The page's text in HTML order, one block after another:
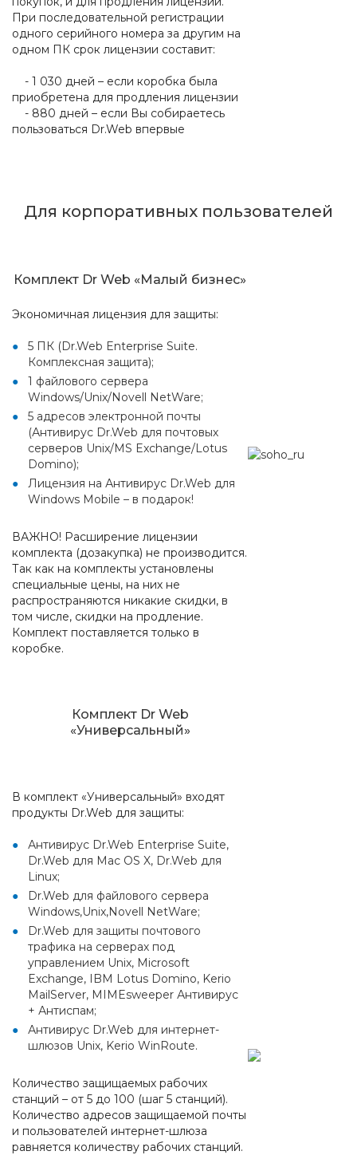
При последовательной регистрации
одного серийного номера за другим на
одном ПК срок лицензии составит:
- 1 030 дней – если коробка была
приобретена для продления лицензии
- 880 дней – если Вы собираетесь
пользоваться Dr.Web впервые
Для корпоративных пользователей
Комплект Dr Web «Малый бизнес»
Экономичная лицензия для защиты:
5 ПК (Dr.Web Enterprise Suite.
Комплексная защита);
1 файлового сервера
Windows/Unix/Novell NetWare;
5 адресов электронной почты
(Антивирус Dr.Web для почтовых
серверов Unix/MS Exchange/Lotus
Domino);
Лицензия на Антивирус Dr.Web для
Windows Mobile – в подарок!
ВАЖНО! Расширение лицензии
комплекта (дозакупка) не производится.
Так как на комплекты установлены
специальные цены, на них не
распространяются никакие скидки, в
том числе, скидки на продление.
Комплект поставляется только в
коробке.
Комплект Dr Web
«Универсальный»
В комплект «Универсальный» входят
продукты Dr.Web для защиты:
Антивирус Dr.Web Enterprise Suite,
Dr.Web для Mac OS X, Dr.Web для
Linux;
Dr.Web для файлового сервера
Windows,Unix,Novell NetWare;
Dr.Web для защиты почтового
трафика на серверах под
управлением Unix, Microsoft
Exchange, IBM Lotus Domino, Kerio
MailServer, MIMEsweeper Антивирус
+ Антиспам;
Антивирус Dr.Web для интернет-
шлюзов Unix, Kerio WinRoute.
Количество защищаемых рабочих
станций – от 5 до 100 (шаг 5 станций).
Количество адресов защищаемой почты
и пользователей интернет-шлюза
равняется количеству рабочих станций.